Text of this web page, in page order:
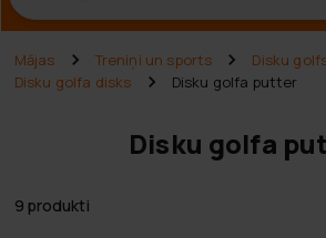
Mājas Treniņi un sports
Disku
Disku golfa disks
Disku golfa putter
Disku golfa
9 produkti